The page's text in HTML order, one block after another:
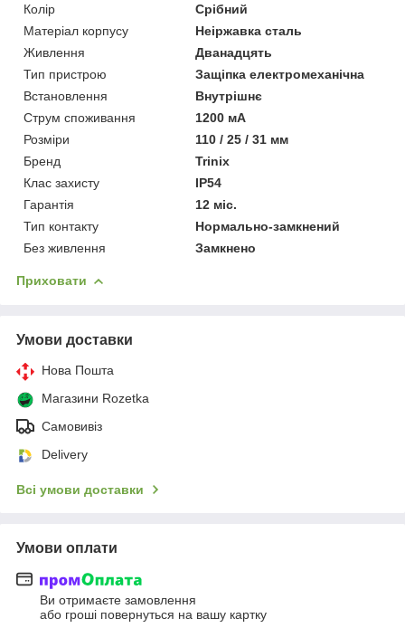
Колір
Срібний
Матеріал корпусу
Неіржавка сталь
Живлення
Дванадцять
Тип пристрою
Защіпка електромеханічна
Встановлення
Внутрішнє
Струм споживання
1200 мА
Розміри
110 / 25 / 31 мм
Бренд
Trinix
Клас захисту
IP54
Гарантія
12 міс.
Тип контакту
Нормально-замкнений
Без живлення
Замкнено
Приховати
Умови доставки
Нова Пошта
Магазини Rozetka
Самовивіз
Delivery
Всі умови доставки
Умови оплати
Ви отримаєте замовлення
або гроші повернуться на вашу картку